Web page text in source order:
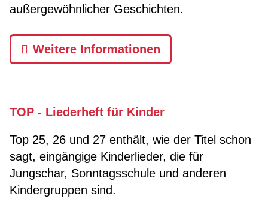
außergewöhnlicher Geschichten.
Weitere Informationen
TOP - Liederheft für Kinder
Top 25, 26 und 27 enthält, wie der Titel schon
sagt, eingängige Kinderlieder, die für
Jungschar, Sonntagsschule und anderen
Kindergruppen sind.